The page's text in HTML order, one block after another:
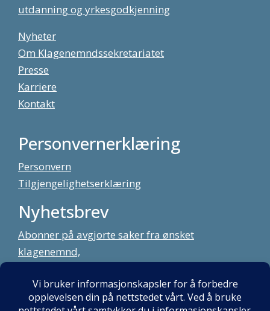
utdanning og yrkesgodkjenning
Nyheter
Om Klagenemndssekretariatet
Presse
Karriere
Kontakt
Personvernerklæring
Personvern
Tilgjengelighetserklæring
Nyhetsbrev
Abonner på avgjorte saker fra ønsket
klagenemnd,